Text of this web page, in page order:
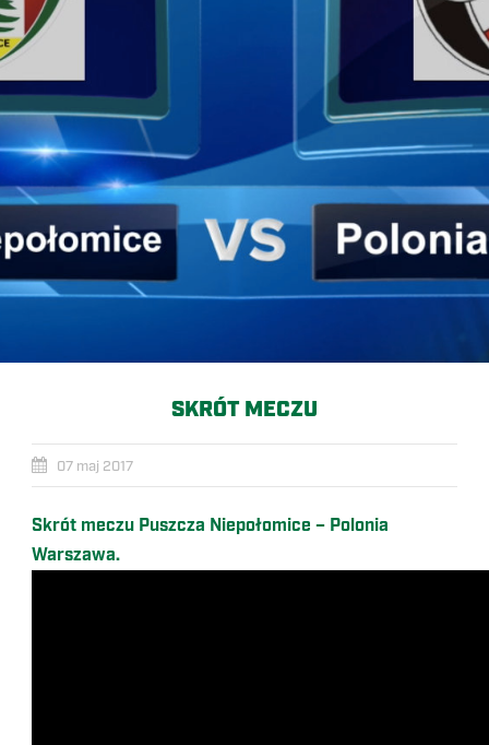
SKRÓT MECZU
07 maj 2017
Skrót meczu Puszcza Niepołomice – Polonia
Warszawa.